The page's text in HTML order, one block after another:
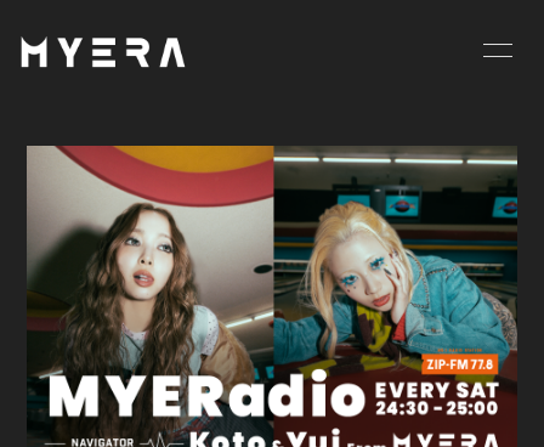
SCHEDULE PROFILE
VIDEO DISCOGRAPHY
GOODS BLOG
MOVIE RADIO
PHOTO
お仕事のご依頼等は
こちら